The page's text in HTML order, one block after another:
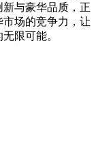
与豪华品质，正
场的竞争力，让
限可能。